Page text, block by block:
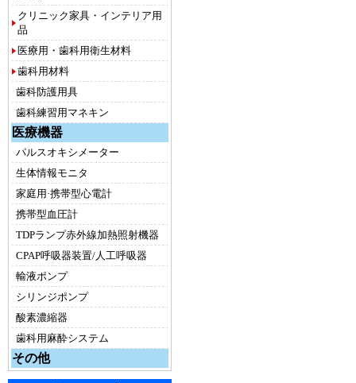
クリニック家具・インテリア用
品
医療用・歯科用衛生材料
歯科用材料
歯科防護用具
歯科練習用マネキン
医療機器
パルスオキシメーター
生体情報モニタ
家庭用·携帯型心電計
携帯型血圧計
TDPランプ赤外線加熱照射機器
CPAP呼吸器装置/人工呼吸器
輸液ポンプ
シリンジポンプ
酸素濃縮器
歯科用麻酔システム
その他